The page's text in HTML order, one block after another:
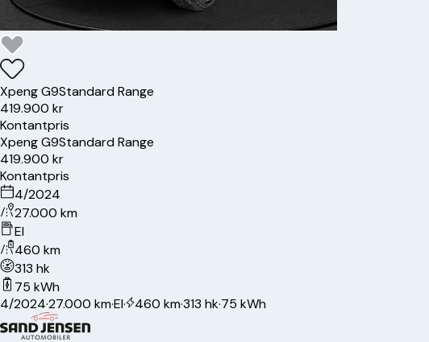
XpengG9Standard Range
419.900 kr
Kontantpris
XpengG9Standard Range
419.900 kr
Kontantpris
4/2024
27.000 km
El
460 km
313 hk
75 kWh
4/2024·27.000 km·El· 460 km·313 hk·75 kWh